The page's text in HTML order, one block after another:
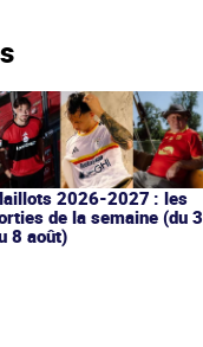
2026-2027 : les
de la semaine (du 3
8 août)